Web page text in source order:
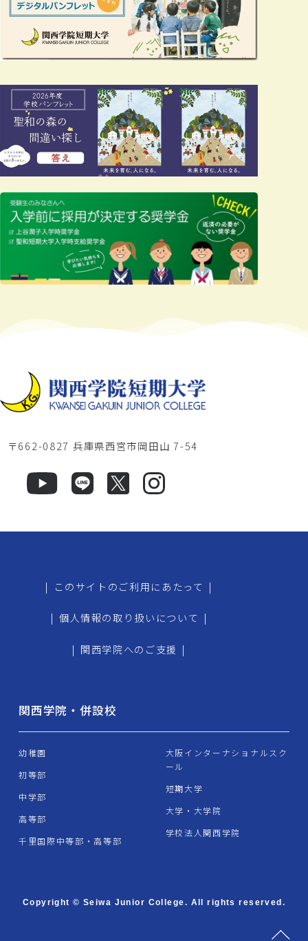
〒662-0827 兵庫県西宮市岡田山 7-54
| このサイトのご利用にあたって |
| 個人情報の取り扱いについて |
| 関西学院へのご支援 |
関西学院・併設校
幼稚園
初等部
中学部
高等部
千里国際中等部・高等部
大阪インターナショナルスク
ール
短期大学
大学・大学院
学校法人関西学院
Copyright © Seiwa Junior College. All rights reserved.